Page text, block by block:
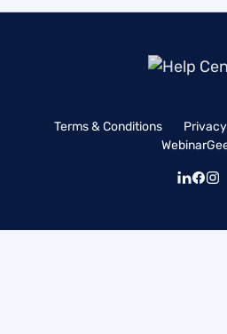
Terms & Conditions